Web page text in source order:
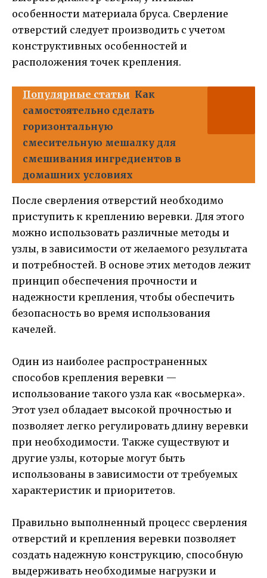
особенности материала бруса. Сверление
отверстий следует производить с учетом
конструктивных особенностей и
расположения точек крепления.
Популярные статьи Как
самостоятельно сделать
горизонтальную
смесительную мешалку для
смешивания ингредиентов в
домашних условиях
После сверления отверстий необходимо
приступить к креплению веревки. Для этого
можно использовать различные методы и
узлы, в зависимости от желаемого результата
и потребностей. В основе этих методов лежит
принцип обеспечения прочности и
надежности крепления, чтобы обеспечить
безопасность во время использования
качелей.
Один из наиболее распространенных
способов крепления веревки —
использование такого узла как «восьмерка».
Этот узел обладает высокой прочностью и
позволяет легко регулировать длину веревки
при необходимости. Также существуют и
другие узлы, которые могут быть
использованы в зависимости от требуемых
характеристик и приоритетов.
Правильно выполненный процесс сверления
отверстий и крепления веревки позволяет
создать надежную конструкцию, способную
выдерживать необходимые нагрузки и